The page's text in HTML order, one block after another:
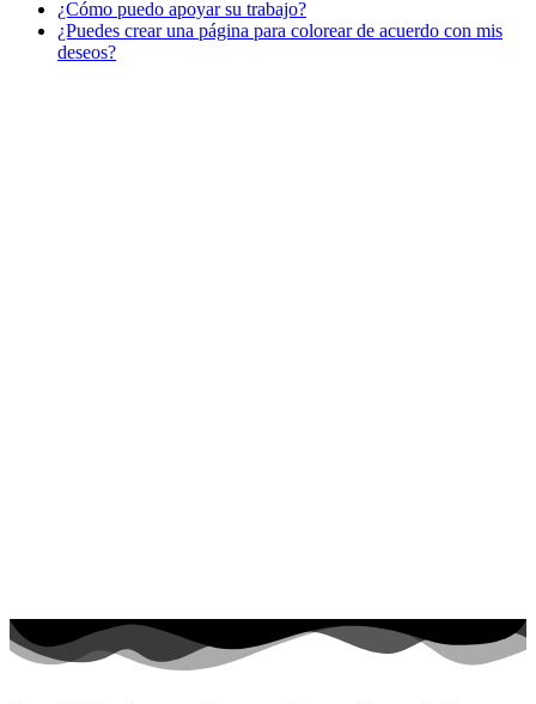
Libros para colorear para niños
Nezaradené
¿Cómo puedo apoyar su trabajo?
¿Puedes crear una página para colorear de acuerdo con mis
deseos?